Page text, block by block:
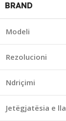
BRAND
Modeli
Rezolucioni
Ndriçimi
Jetëgjatësia e